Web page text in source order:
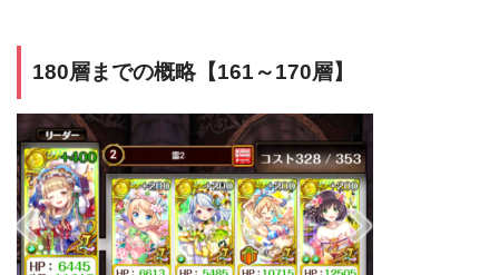
180層までの概略【161～170層】